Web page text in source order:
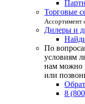
Торговые
Ассортимент
Дилеры и
По
условиям
нам можно
или
8